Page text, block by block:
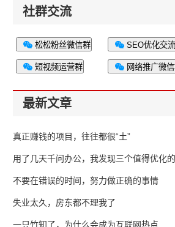
社群交流
松松粉丝微信群 SEO优化交
短视频运营群 网络推广微
最新文章
真正赚钱的项目，往往都很“土”
用了几天千问办公，我发现三个值得优化
不要在错误的时间，努力做正确的事情
失业太久，房东都不理我了
一只竹知了，为什么会成为互联网热点